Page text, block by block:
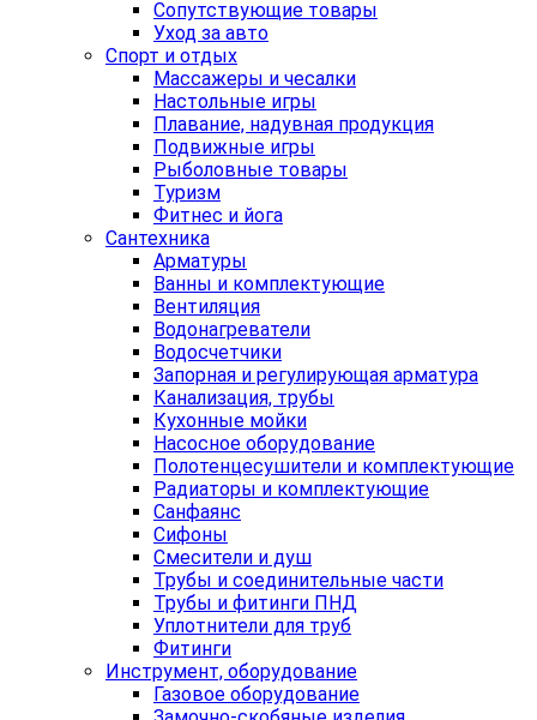
Сопутствующие товары
Уход за авто
Спорт и отдых
Массажеры и чесалки
Настольные игры
Плавание, надувная продукция
Подвижные игры
Рыболовные товары
Туризм
Фитнес и йога
Сантехника
Арматуры
Ванны и комплектующие
Вентиляция
Водонагреватели
Водосчетчики
Запорная и регулирующая арматура
Канализация, трубы
Кухонные мойки
Насосное оборудование
Полотенцесушители и комплектующие
Радиаторы и комплектующие
Санфаянс
Сифоны
Смесители и душ
Трубы и соединительные части
Трубы и фитинги ПНД
Уплотнители для труб
Фитинги
Инструмент, оборудование
Газовое оборудование